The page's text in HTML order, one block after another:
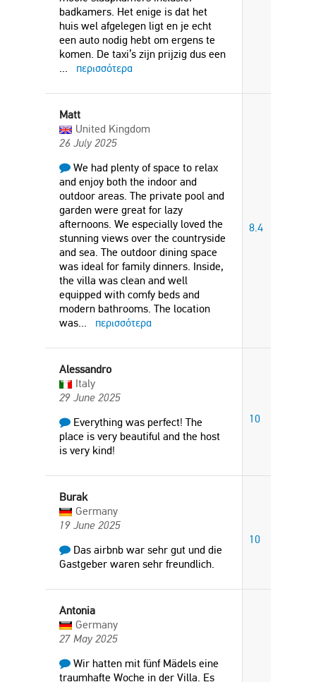
badkamers. Het enige is dat het
huis wel afgelegen ligt en je echt
een auto nodig hebt om ergens te
komen. De taxi’s zijn prijzig dus een
...
περισσότερα
Matt
United Kingdom
26 July 2025
We had plenty of space to relax
and enjoy both the indoor and
outdoor areas. The private pool and
garden were great for lazy
afternoons. We especially loved the
stunning views over the countryside
and sea. The outdoor dining space
was ideal for family dinners. Inside,
the villa was clean and well
equipped with comfy beds and
modern bathrooms. The location
was... περισσότερα
8.4
Alessandro
Italy
29 June 2025
Everything was perfect! The
place is very beautiful and the host
is very kind!
10
Burak
Germany
19 June 2025
Das airbnb war sehr gut und die
Gastgeber waren sehr freundlich.
10
Antonia
Germany
27 May 2025
Wir hatten mit fünf Mädels eine
traumhafte Woche in der Villa. Es